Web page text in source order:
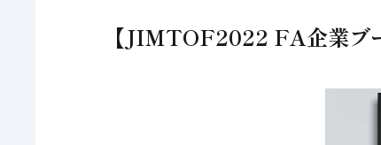
【JIMTOF2022 FA企業ブ